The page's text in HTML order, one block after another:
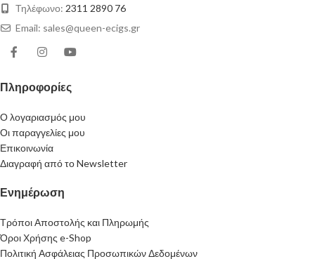
Τηλέφωνο: 2311 2890 76
Email: sales@queen-ecigs.gr
Πληροφορίες
Ο λογαριασμός μου
Οι παραγγελίες μου
Επικοινωνία
Διαγραφή από το Newsletter
Ενημέρωση
Τρόποι Αποστολής και Πληρωμής
Όροι Χρήσης e-Shop
Πολιτική Ασφάλειας Προσωπικών Δεδομένων